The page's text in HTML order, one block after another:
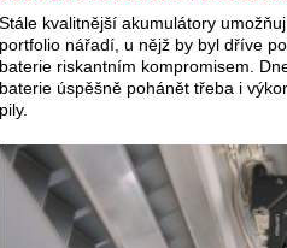
Stále kvalitnější akumulátory
portfolio nářadí, u nějž by byl dříve
baterie riskantním kompromisem.
baterie úspěšně pohánět třeba i
pily.